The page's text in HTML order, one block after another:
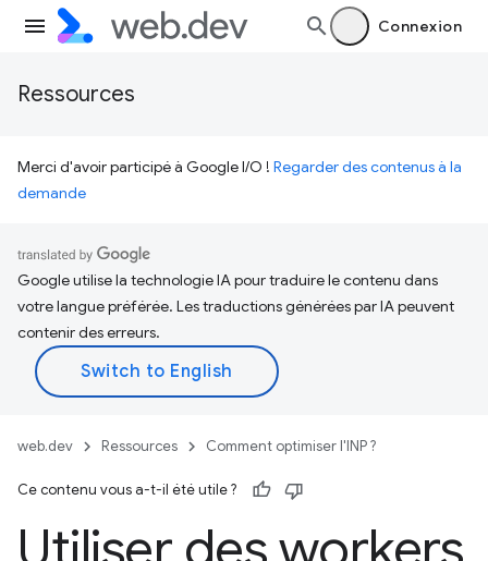
Connexion
Ressources
Merci d'avoir participé à Google I/O ! Regarder des contenus à la
demande
Google utilise la technologie IA pour traduire le contenu dans
votre langue préférée. Les traductions générées par IA peuvent
contenir des erreurs.
web.dev Ressources Comment optimiser l'INP ?
Ce contenu vous a-t-il été utile ?